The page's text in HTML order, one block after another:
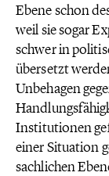
Ebene schon
weil sie sogar
schwer in
übersetzt
Unbehagen
Institutionen
einer Situation
sachlichen